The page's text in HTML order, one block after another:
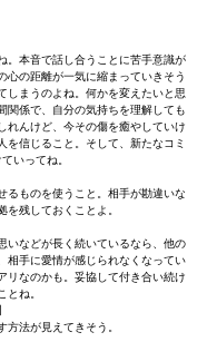
。本音で話し合うことに苦手意識が
心の距離が一気に縮まっていきそう
しまうのよね。何かを変えたいと思
関係で、自分の気持ちを理解しても
れんけど、今その傷を癒やしていけ
を信じること。そして、新たなコミ
いってね。
るものを使うこと。相手が勘違いな
を残しておくことよ。
いなどが長く続いているなら、他の
相手に愛情が感じられなくなってい
リなのかも。妥協して付き合い続け
とね。
法が見えてきそう。